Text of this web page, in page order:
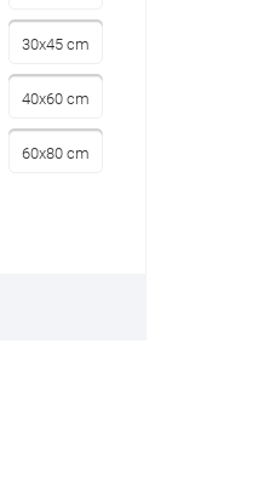
30x45 cm
40x60 cm
60x80 cm